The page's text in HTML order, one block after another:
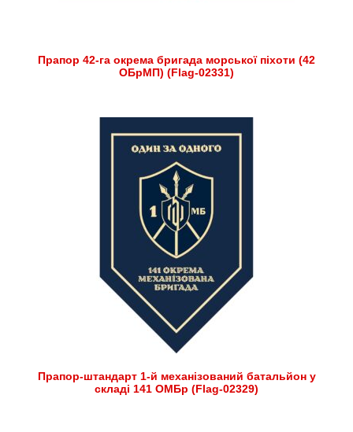
Прапор 42-га окрема бригада морської піхоти (42
ОБрМП) (Flag-02331)
Прапор-штандарт 1-й механізований батальйон у
складі 141 ОМБр (Flag-02329)